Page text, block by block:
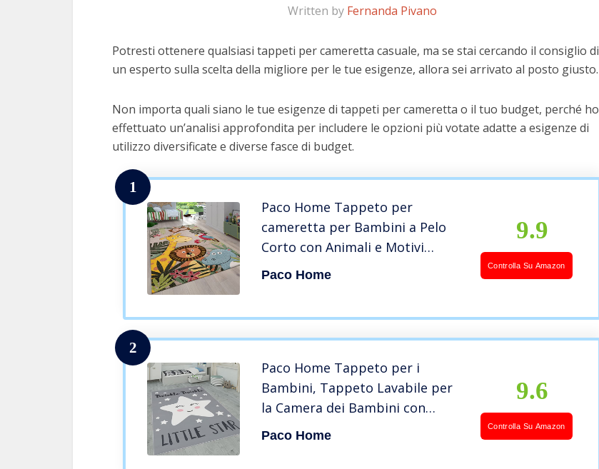
Written by Fernanda Pivano
Potresti ottenere qualsiasi tappeti per cameretta casuale, ma se stai cercando il consiglio di
un esperto sulla scelta della migliore per le tue esigenze, allora sei arrivato al posto giusto.
Non importa quali siano le tue esigenze di tappeti per cameretta o il tuo budget, perché ho
effettuato un’analisi approfondita per includere le opzioni più votate adatte a esigenze di
utilizzo diversificate e diverse fasce di budget.
1
Paco Home Tappeto per
cameretta per Bambini a Pelo
Corto con Animali e Motivi
Tropicali, Dimensione:80×150
Paco Home
9.9
Controlla Su Amazon
2
Paco Home Tappeto per i
Bambini, Tappeto Lavabile per
la Camera dei Bambini con
Stelle, Luna e Motivi a Quadri,
Paco Home
9.6
Controlla Su Amazon